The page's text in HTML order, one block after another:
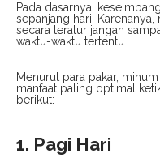
Pada dasarnya,
sepanjang hari.
secara teratur jangan
waktu-waktu tertentu.
Menurut para pakar,
manfaat paling optimal
berikut:
1. Pagi Hari